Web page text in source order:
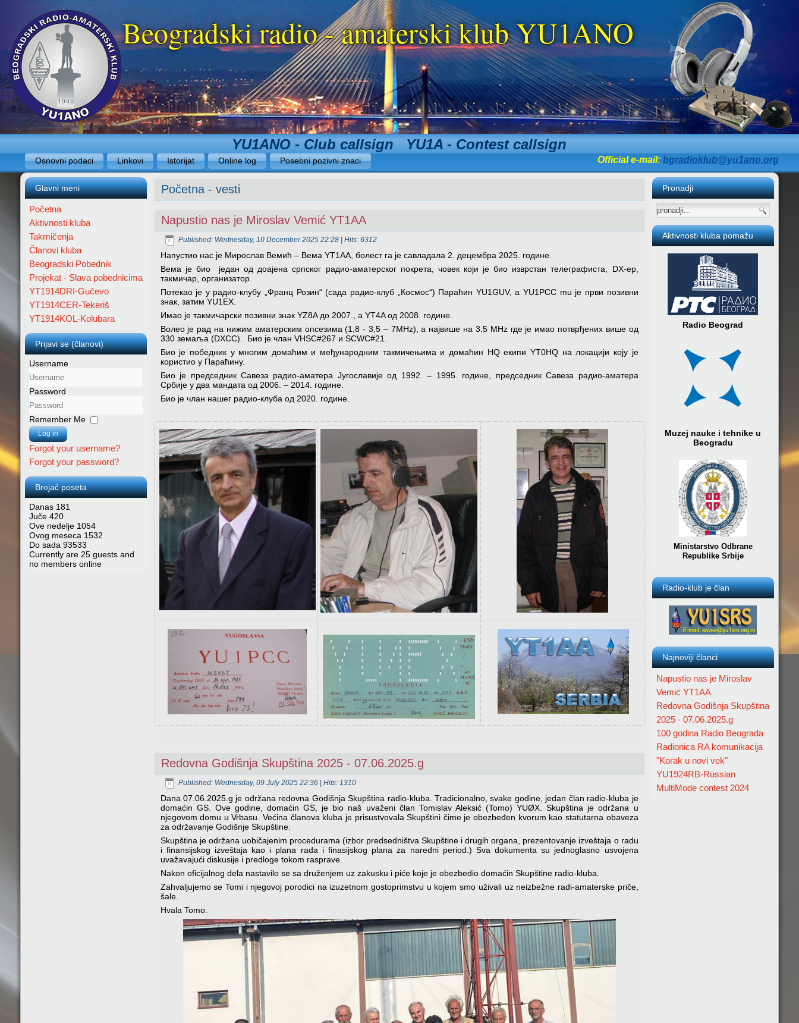
Beogradski radio - amaterski klub YU1ANO
YU1ANO - Club callsign YU1A - Contest callsign
Osnovni podaci Linkovi Istorijat Online log Posebni pozivni znaci Official e-mail: bgradioklub@yu1ano.org
Glavni meni
Početna
Aktivnosti kluba
Takmičenja
Članovi kluba
Beogradski Pobednik
Projekat - Slava pobednicima
YT1914DRI-Gučevo
YT1914CER-Tekeriš
YT1914KOL-Kolubara
Prijavi se (članovi)
Username
Password
Remember Me
Log in
Forgot your username?
Forgot your password?
Brojač poseta
Danas 181
Juče 420
Ove nedelje 1054
Ovog meseca 1532
Do sada 93533
Currently are 25 guests and
no members online
Početna - vesti
Napustio nas je Miroslav Vemić YT1AA
Published: Wednesday, 10 December 2025 22:28| Hits: 6312
Напустио нас је Мирослав Вемић – Вема YT1AA, болест га је савладала 2. децембра 2025. године.
Вема је био један од доајена српског радио-аматерског покрета, човек који је био изврстан телеграфиста, DX-ер,
такмичар, организатор.
Потекао је у радио-клубу „Франц Розин“ (сада радио-клуб „Космос“) Параћин YU1GUV, а YU1PCC mu je први позивни
знак, затим YU1EX.
Имао је такмичарски позивни знак YZ8A до 2007., а YT4A од 2008. године.
Волео је рад на нижим аматерским опсезима (1,8 - 3,5 – 7МHz), а највише на 3,5 МHz где је имао потврђених више од
330 земаља (DXCC). Био је члан VHSC#267 и SCWC#21.
Био је победник у многим домаћим и међународним такмичењима и домаћин HQ екипи YT0HQ на локацији коју је
користио у Параћину.
Био је председник Савеза радио-аматера Југославије од 1992. – 1995. године, председник Савеза радио-аматера
Србије у два мандата од 2006. – 2014. године.
Био је члан нашег радио-клуба од 2020. године.
Redovna Godišnja Skupština 2025 - 07.06.2025.g
Published: Wednesday, 09 July 2025 22:36| Hits: 1310
Dana 07.06.2025.g je održana redovna Godišnja Skupština radio-kluba. Tradicionalno, svake godine, jedan član radio-kluba je
domaćin GS. Ove godine, domaćin GS, je bio naš uvaženi član Tomislav Aleksić (Tomo) YUØX. Skupština je održana u
njegovom domu u Vrbasu. Većina članova kluba je prisustvovala Skupštini čime je obezbeđen kvorum kao statutarna obaveza
za održavanje Godišnje Skupštine.
Skupština je održana uobičajenim procedurama (izbor predsedništva Skupštine i drugih organa, prezentovanje izveštaja o radu
i finansijskog izveštaja kao i plana rada i finasijskog plana za naredni period.) Sva dokumenta su jednoglasno usvojena
uvažavajući diskusije i predloge tokom rasprave.
Nakon oficijalnog dela nastavilo se sa druženjem uz zakusku i piće koje je obezbedio domaćin Skupštine radio-kluba.
Zahvaljujemo se Tomi i njegovoj porodici na izuzetnom gostoprimstvu u kojem smo uživali uz neizbežne radi-amaterske priče,
šale.
Hvala Tomo.
Pronadji
Aktivnosti kluba pomažu
Radio Beograd
Muzej nauke i tehnike u
Beogradu
Ministarstvo Odbrane
Republike Srbije
Radio-klub je član
Najnoviji članci
Napustio nas je Miroslav
Vemić YT1AA
Redovna Godišnja Skupština
2025 - 07.06.2025.g
100 godina Radio Beograda
Radionica RA komunikacija
"Korak u novi vek"
YU1924RB-Russian
MultiMode contest 2024